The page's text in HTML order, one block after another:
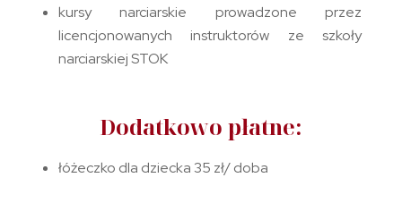
kursy narciarskie prowadzone przez
licencjonowanych instruktorów ze szkoły
narciarskiej STOK
Dodatkowo płatne:
łóżeczko dla dziecka 35 zł/ doba